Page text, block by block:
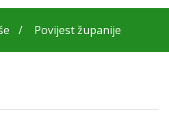
Povijest županije